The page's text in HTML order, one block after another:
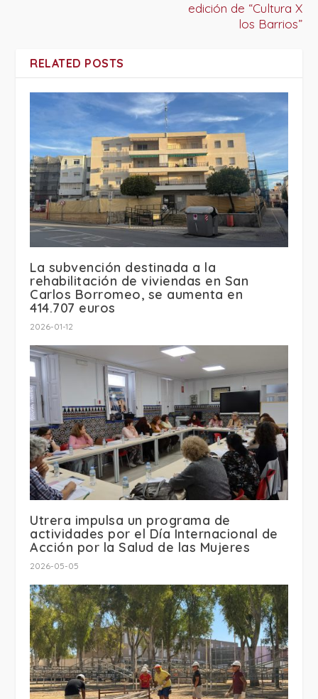
edición de “Cultura X
los Barrios”
RELATED POSTS
La subvención destinada a la
rehabilitación de viviendas en San
Carlos Borromeo, se aumenta en
414.707 euros
2026-01-12
Utrera impulsa un programa de
actividades por el Día Internacional de
Acción por la Salud de las Mujeres
2026-05-05